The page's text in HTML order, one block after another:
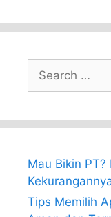
Search
for:
Mau Bikin
Tips Memilih